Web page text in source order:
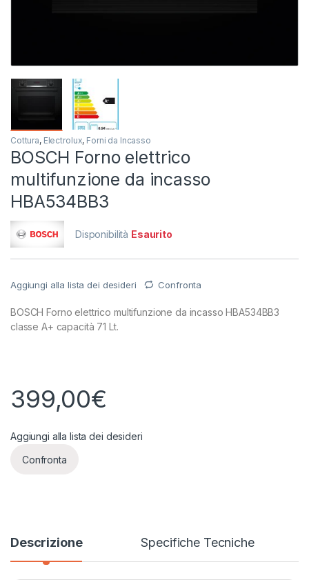
Cottura, Electrolux, Forni da Incasso
BOSCH Forno elettrico
multifunzione da incasso
HBA534BB3
Disponibilità Esaurito
Aggiungi alla lista dei desideri Confronta
BOSCH Forno elettrico multifunzione da incasso HBA534BB3
classe A+ capacità 71 Lt.
399,00€
Aggiungi alla lista dei desideri
Confronta
Descrizione Specifiche Tecniche